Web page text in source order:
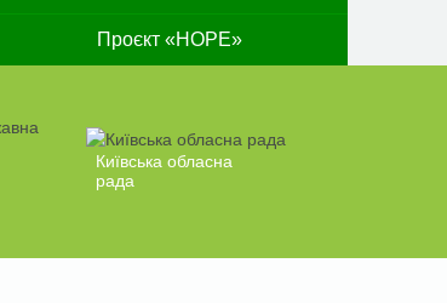
Проєкт «HOPE»
Київська обласна
рада